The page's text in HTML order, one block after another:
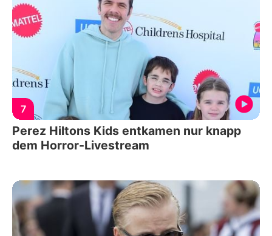
7
Perez Hiltons Kids entkamen nur knapp
dem Horror-Livestream